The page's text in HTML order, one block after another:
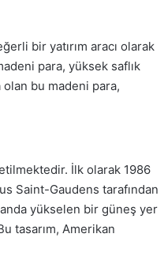
bir yatırım aracı olarak
para, yüksek saflık
olan bu madeni para,
İlk olarak 1986
Saint-Gaudens tarafından
yükselen bir güneş yer
tasarım, Amerikan